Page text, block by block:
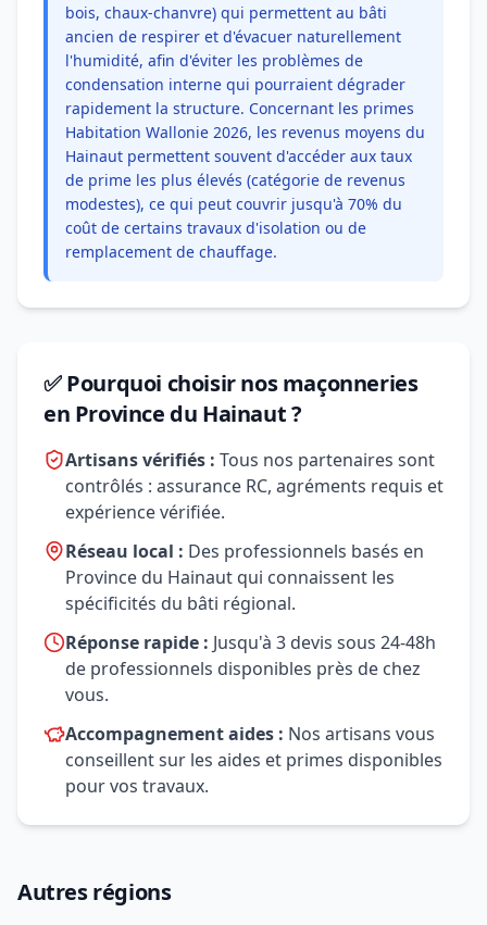
bois, chaux-chanvre) qui permettent au bâti
ancien de respirer et d'évacuer naturellement
l'humidité, afin d'éviter les problèmes de
condensation interne qui pourraient dégrader
rapidement la structure. Concernant les primes
Habitation Wallonie 2026, les revenus moyens du
Hainaut permettent souvent d'accéder aux taux
de prime les plus élevés (catégorie de revenus
modestes), ce qui peut couvrir jusqu'à 70% du
coût de certains travaux d'isolation ou de
remplacement de chauffage.
✅ Pourquoi choisir nos maçonneries
en Province du Hainaut ?
Artisans vérifiés : Tous nos partenaires sont
contrôlés : assurance RC, agréments requis et
expérience vérifiée.
Réseau local : Des professionnels basés en
Province du Hainaut qui connaissent les
spécificités du bâti régional.
Réponse rapide : Jusqu'à 3 devis sous 24-48h
de professionnels disponibles près de chez
vous.
Accompagnement aides : Nos artisans vous
conseillent sur les aides et primes disponibles
pour vos travaux.
Autres régions